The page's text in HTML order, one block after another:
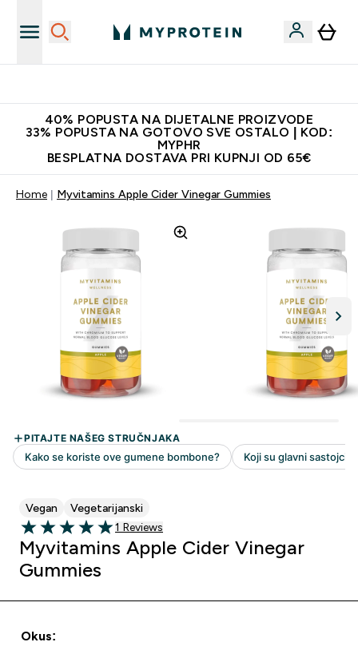
40% POPUSTA NA DIJETALNE PROIZVODE
33% POPUSTA NA GOTOVO SVE OSTALO | KOD:
MYPHR
BESPLATNA DOSTAVA PRI KUPNJI OD 65€
Home Myvitamins Apple Cider Vinegar Gummies
Vegan Vegetarijanski
5 out of 5 stars
1 customer reviews
1 Reviews
Myvitamins Apple Cider Vinegar
Gummies
Okus: